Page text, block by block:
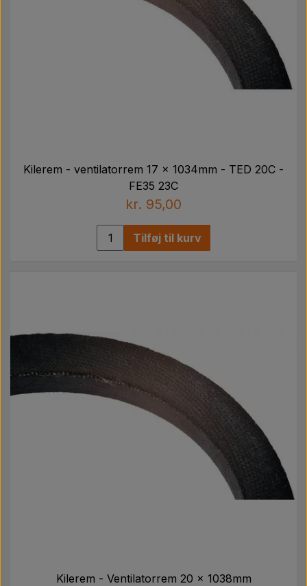
Værksted/ Værktøj
Kilerem - ventilatorrem 17 x 1034mm - TED 20C -
FE35 23C
kr. 95,00
Tilføj til kurv
Kilerem - Ventilatorrem 20 x 1038mm